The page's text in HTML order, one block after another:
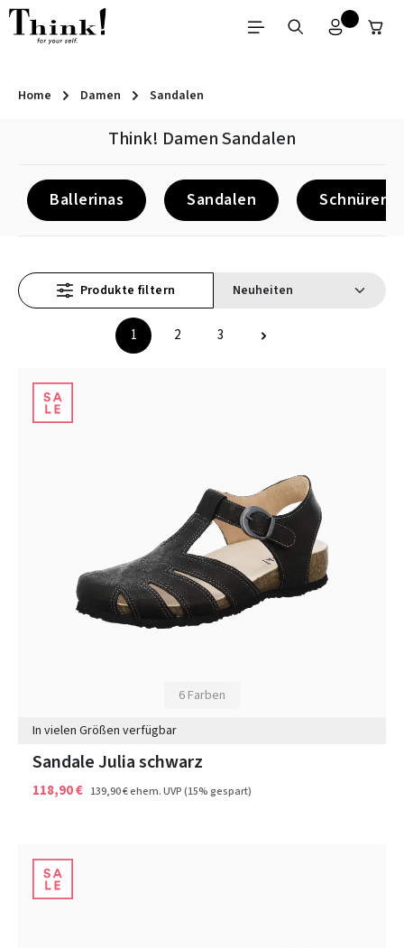
Zum Hauptinhalt springen
Home Damen Sandalen
Think! Damen Sandalen
Ballerinas Sandalen Schnürer
Seite
1 Seite
2 Seite
3
Produkte filtern
6 Farben
In vielen Größen verfügbar
Sandale Julia schwarz
118,90 € 139,90 €ehem. UVP(15% gespart)